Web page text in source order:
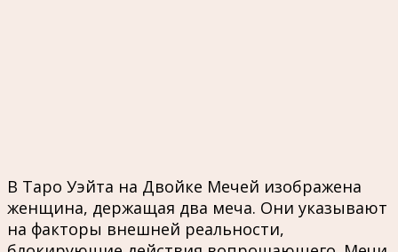
В Таро Уэйта на Двойке Мечей изображена
женщина, держащая два меча. Они указывают
на факторы внешней реальности,